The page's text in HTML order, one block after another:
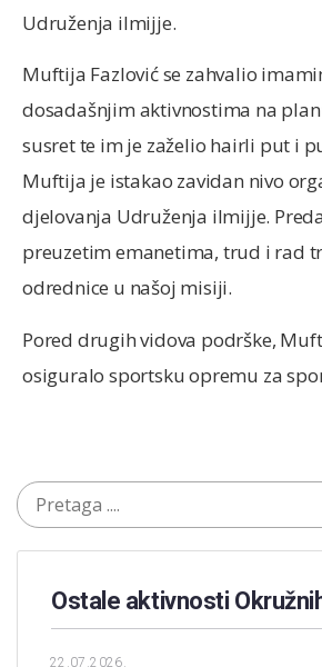
Udruženja ilmijje.
Muftija Fazlović se zahvalio
dosadašnjim aktivnostima na
susret te im je zaželio hairli put i
Muftija je istakao zavidan nivo
djelovanja Udruženja ilmijje.
preuzetim emanetima, trud i rad
odrednice u našoj misiji.
Pored drugih vidova podrške,
osiguralo sportsku opremu za
Ostale aktivnosti
22.07.2026.